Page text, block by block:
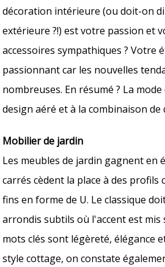
décoration intérieure (ou doit-on
extérieure ?!) est votre passion et
accessoires sympathiques ? Votre
passionnant car les nouvelles
nombreuses. En résumé ? La
design aéré et à la combinaison
Mobilier de jardin
Les meubles de jardin gagnent en
carrés cèdent la place à des profils
fins en forme de U. Le classique
arrondis subtils où l'accent est mis
mots clés sont légèreté, élégance
style cottage, on constate